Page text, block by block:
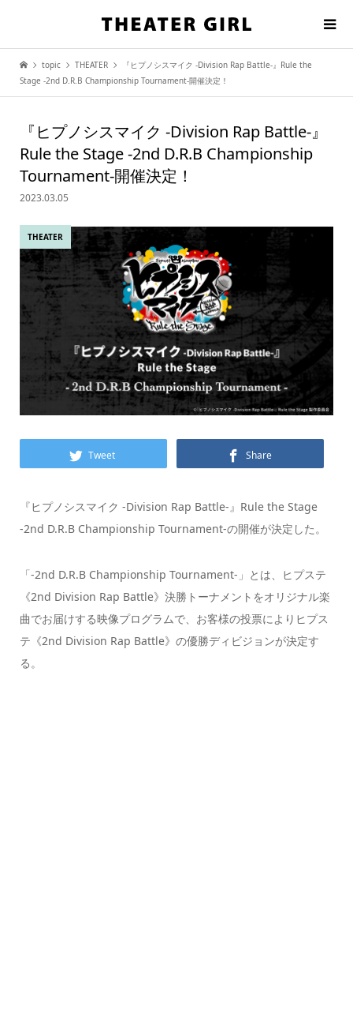
topic THEATER
『ヒプノシスマイク -Division Rap Battle-』Rule the
Stage -2nd D.R.B Championship Tournament-開催決定！
『ヒプノシスマイク -Division Rap Battle-』
Rule the Stage -2nd D.R.B Championship
Tournament-開催決定！
2023.03.05
THEATER
Tweet Share
『ヒプノシスマイク -Division Rap Battle-』Rule the Stage
-2nd D.R.B Championship Tournament-の開催が決定した。
「-2nd D.R.B Championship Tournament-」とは、ヒプステ
《2nd Division Rap Battle》決勝トーナメントをオリジナル楽
曲でお届けする映像プログラムで、お客様の投票によりヒプス
テ《2nd Division Rap Battle》の優勝ディビジョンが決定す
る。